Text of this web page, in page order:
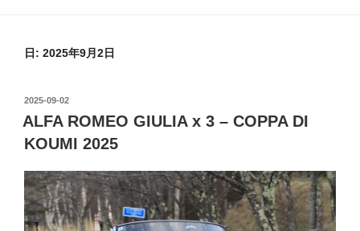
日: 2025年9月2日
投
稿
日:
2025-09-02
ALFA ROMEO GIULIA x 3 – COPPA DI
KOUMI 2025